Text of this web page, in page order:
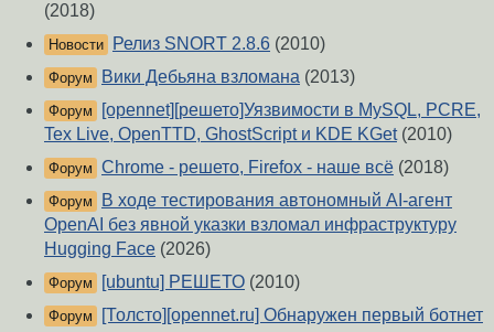
(2018)
Новости Релиз SNORT 2.8.6 (2010)
Форум Вики Дебьяна взломана (2013)
Форум
[opennet][решето]Уязвимости в MySQL, PCRE,
Tex Live, OpenTTD, GhostScript и KDE KGet(2010)
Форум Chrome - решето, Firefox - наше всё (2018)
Форум
В ходе тестирования автономный AI-агент
OpenAI без явной указки взломал инфраструктуру
Hugging Face (2026)
Форум [ubuntu] РЕШЕТО (2010)
Форум
[Толсто][opennet.ru] Обнаружен первый ботнет